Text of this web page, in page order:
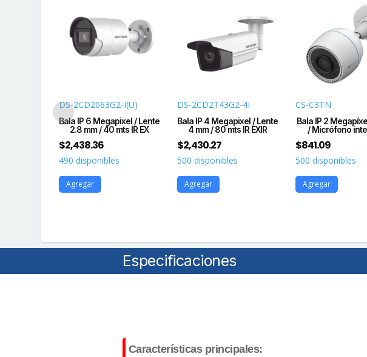
DS-2CD2063G2-I(U)
Bala IP 6 Megapixel / Lente
2.8 mm / 40 mts IR EX
$2,438.36
490 disponibles
Agregar
DS-2CD2T43G2-4I
Bala IP 4 Megapixel / Lente
4 mm / 80 mts IR EXIR
$2,430.27
500 disponibles
Agregar
CS-C3TN
Bala IP 2
/ Micrófono
$841.09
500 disponibles
Agregar
Especificaciones
Características principales: